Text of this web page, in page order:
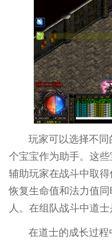
玩家可以选择不
个宝宝作为助手。这
辅助玩家在战斗中取
恢复生命值和法力值
人。在组队战斗中道士
在道士的成长过